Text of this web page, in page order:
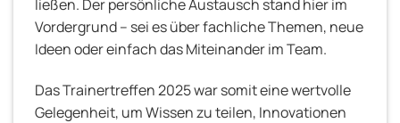
ließen. Der persönliche Austausch stand hier im
Vordergrund – sei es über fachliche Themen, neue
Ideen oder einfach das Miteinander im Team.
Das Trainertreffen 2025 war somit eine wertvolle
Gelegenheit, um Wissen zu teilen, Innovationen